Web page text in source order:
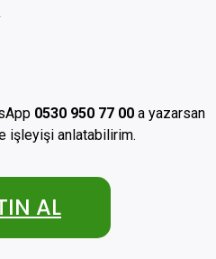
0530 950 77 00a yazarsan
işleyişi anlatabilirim.
AL